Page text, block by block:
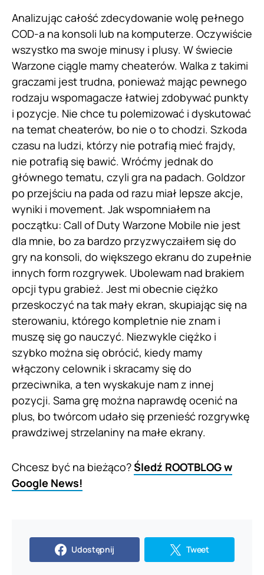
Analizując całość zdecydowanie wolę pełnego
COD-a na konsoli lub na komputerze. Oczywiście
wszystko ma swoje minusy i plusy. W świecie
Warzone ciągle mamy cheaterów. Walka z takimi
graczami jest trudna, ponieważ mając pewnego
rodzaju wspomagacze łatwiej zdobywać punkty
i pozycje. Nie chce tu polemizować i dyskutować
na temat cheaterów, bo nie o to chodzi. Szkoda
czasu na ludzi, którzy nie potrafią mieć frajdy,
nie potrafią się bawić. Wróćmy jednak do
głównego tematu, czyli gra na padach. Goldzor
po przejściu na pada od razu miał lepsze akcje,
wyniki i movement. Jak wspomniałem na
początku: Call of Duty Warzone Mobile nie jest
dla mnie, bo za bardzo przyzwyczaiłem się do
gry na konsoli, do większego ekranu do zupełnie
innych form rozgrywek. Ubolewam nad brakiem
opcji typu grabież. Jest mi obecnie ciężko
przeskoczyć na tak mały ekran, skupiając się na
sterowaniu, którego kompletnie nie znam i
muszę się go nauczyć. Niezwykle ciężko i
szybko można się obrócić, kiedy mamy
włączony celownik i skracamy się do
przeciwnika, a ten wyskakuje nam z innej
pozycji. Sama grę można naprawdę ocenić na
plus, bo twórcom udało się przenieść rozgrywkę
prawdziwej strzelaniny na małe ekrany.
Chcesz być na bieżąco?Śledź ROOTBLOG w
Google News!
Udostępnij Tweet